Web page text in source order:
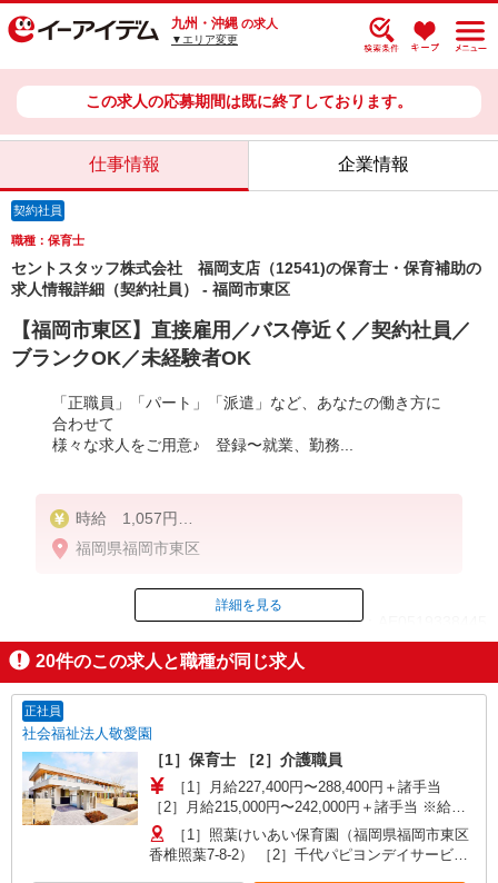
九州・沖縄 の求人
▼エリア変更
この求人の応募期間は既に終了しております。
仕事情報 企業情報
契約社員
職種：保育士
セントスタッフ株式会社 福岡支店（12541)の保育士・保育補助の
求人情報詳細（契約社員） - 福岡市東区
【福岡市東区】直接雇用／バス停近く／契約社員／
ブランクOK／未経験者OK
「正職員」「パート」「派遣」など、あなたの働き方に
合わせて
様々な求人をご用意♪ 登録〜就業、勤務...
時給 1,057円
別途交通費支給
福岡県福岡市東区
ID：AE0519338445
掲載期間終了
詳細を見る
20件のこの求人と職種が同じ求人
正社員
社会福祉法人敬愛園
［1］保育士 ［2］介護職員
［1］月給227,400円〜288,400円＋諸手当
［2］月給215,000円〜242,000円＋諸手当 ※給与
幅は経験による
［1］照葉けいあい保育園（福岡県福岡市東区
香椎照葉7-8-2） ［2］千代パピヨンデイサービス